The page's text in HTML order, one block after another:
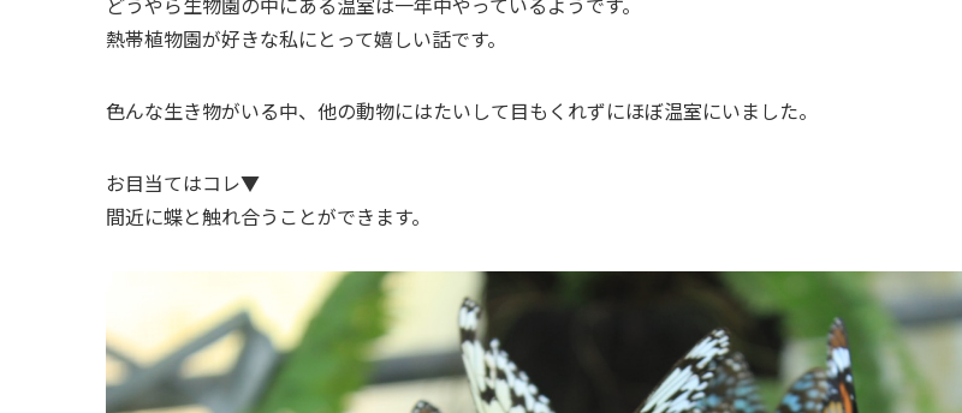
熱帯植物園が好きな私にとって嬉しい話です。
色んな生き物がいる中、他の動物にはたいして目もくれずにほぼ温室にいました。
お目当てはコレ▼
間近に蝶と触れ合うことができます。